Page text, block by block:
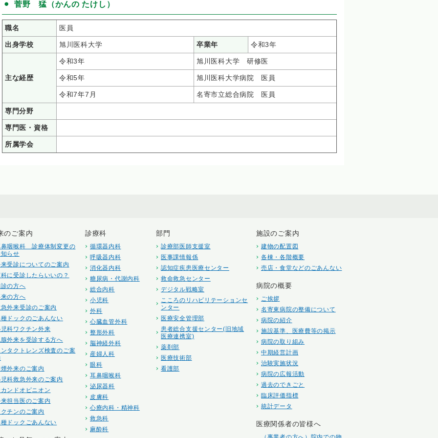
菅野 猛（かんの たけし）
職名 医員
出身学校 旭川医科大学 卒業年 令和3年
主な経歴
令和3年 旭川医科大学 研修医
令和5年 旭川医科大学病院 医員
令和7年7月 名寄市立総合病院 医員
専門分野
専門医・資格
所属学会
のご案内
鼻咽喉科 診療体制変更の
知らせ
受診についてのご案内
に受診したらいいの？
の方へ
の方へ
外来受診のご案内
ドックのごあんない
科ワクチン外来
外来を受診する方へ
ンタクトレンズ検査のご案
外来のご案内
科救急外来のご案内
ンドオピニオン
担当医のご案内
クチンのご案内
ドックごあんない
診療科
循環器内科
呼吸器内科
消化器内科
糖尿病・代謝内科
総合内科
小児科
外科
心臓血管外科
整形外科
脳神経外科
産婦人科
眼科
耳鼻咽喉科
泌尿器科
皮膚科
心療内科・精神科
救急科
麻酔科
部門
診療部医師支援室
医事課情報係
認知症疾患医療センター
救命救急センター
デジタル戦略室
こころのリハビリテーションセ
ンター
医療安全管理部
患者総合支援センター(旧地域
医療連携室)
薬剤部
医療技術部
看護部
施設のご案内
建物の配置図
各棟・各階概要
売店・食堂などのごあんない
病院の概要
ご挨拶
名寄東病院の整備について
病院の紹介
施設基準、医療費等の掲示
病院の取り組み
中期経営計画
治験実施状況
病院の広報活動
過去のできごと
臨床評価指標
統計データ
医療関係者の皆様へ